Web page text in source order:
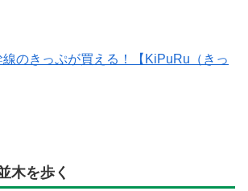
のきっぷが買える！【KiPuRu（きっ
木を歩く